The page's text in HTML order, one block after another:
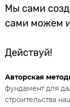
Мы сами
сами можем
Действуй!
Авторская
фундамент для
строительства